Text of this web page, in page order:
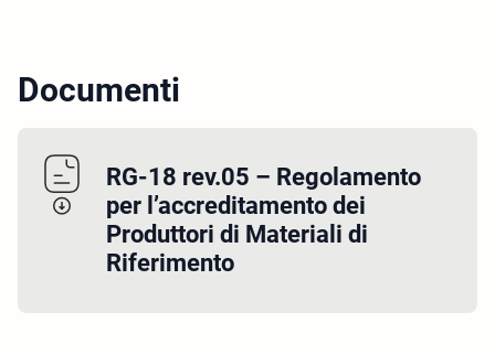
Documenti
RG-18 rev.05 – Regolamento
per l’accreditamento dei
Produttori di Materiali di
Riferimento